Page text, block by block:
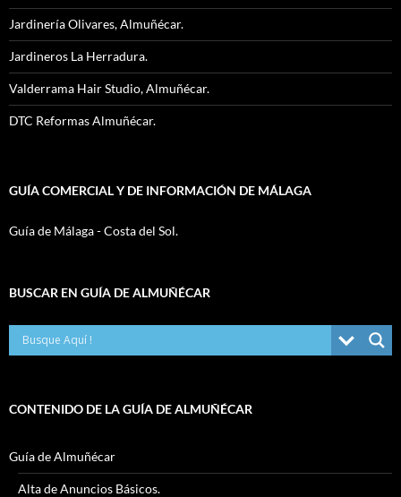
Jardinería Olivares, Almuñécar.
Jardineros La Herradura.
Valderrama Hair Studio, Almuñécar.
DTC Reformas Almuñécar.
GUÍA COMERCIAL Y DE INFORMACIÓN DE MÁLAGA
Guía de Málaga - Costa del Sol.
BUSCAR EN GUÍA DE ALMUÑÉCAR
CONTENIDO DE LA GUÍA DE ALMUÑÉCAR
Guía de Almuñécar
Alta de Anuncios Básicos.